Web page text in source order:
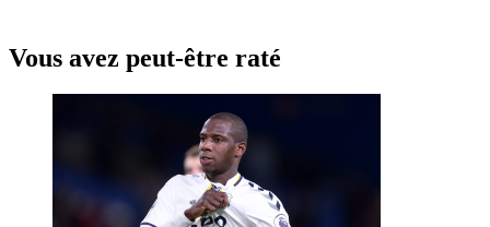
Vous avez peut-être raté